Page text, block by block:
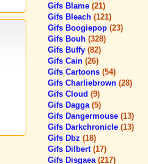
Gifs Blame (21)
Gifs Bleach (121)
Gifs Boogiepop (23)
Gifs Bouh (328)
Gifs Buffy (82)
Gifs Cain (26)
Gifs Cartoons (54)
Gifs Charliebrown (28)
Gifs Cloud (9)
Gifs Dagga (5)
Gifs Dangermouse (13)
Gifs Darkchronicle (13)
Gifs Dbz (18)
Gifs Dilbert (17)
Gifs Disgaea (217)